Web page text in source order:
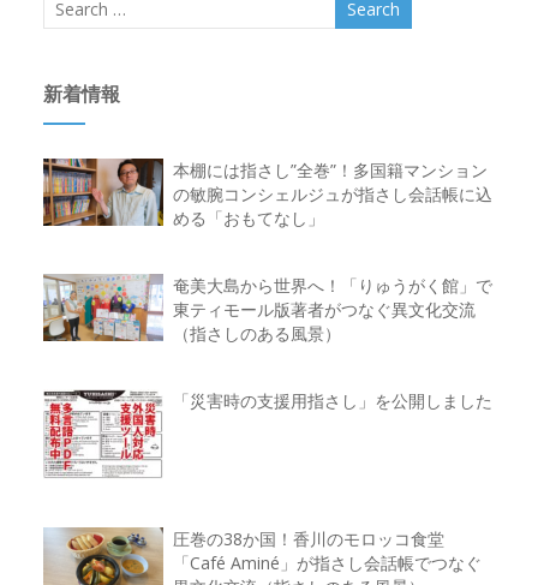
新着情報
本棚には指さし”全巻”！多国籍マンション
の敏腕コンシェルジュが指さし会話帳に込
める「おもてなし」
奄美大島から世界へ！「りゅうがく館」で
東ティモール版著者がつなぐ異文化交流
（指さしのある風景）
「災害時の支援用指さし」を公開しました
圧巻の38か国！香川のモロッコ食堂
「Café Aminé」が指さし会話帳でつなぐ